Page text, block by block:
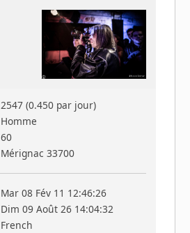
2547 (0.450 par jour)
Homme
60
Mérignac 33700
Mar 08 Fév 11 12:46:26
Dim 09 Août 26 14:04:32
French